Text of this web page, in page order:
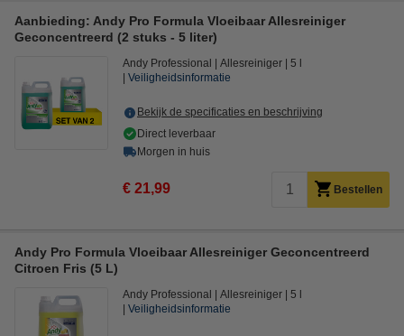
Aanbieding: Andy Pro Formula Vloeibaar Allesreiniger
Geconcentreerd (2 stuks - 5 liter)
Andy Professional Allesreiniger
5 l
Veiligheidsinformatie
Bekijk de specificaties en beschrijving
Direct leverbaar
Morgen in huis
€ 21,99 Bestellen
Andy Pro Formula Vloeibaar Allesreiniger Geconcentreerd
Citroen Fris (5 L)
Andy Professional Allesreiniger
5 l
Veiligheidsinformatie